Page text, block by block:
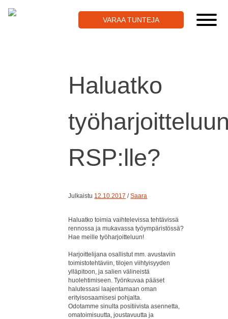
VARAA TUNTEJA
Haluatko
RSP:lle?
Julkaistu 12.10.2017 /Saara
Haluatko toimia vaihtelevissa tehtävissä
rennossa ja mukavassa työympäristössä?
Hae meille työharjoitteluun!
Harjoittelijana osallistut mm. avustaviin
toimistotehtäviin, tilojen viihtyisyyden
ylläpitoon, ja salien välineistä
huolehtimiseen. Työnkuvaa pääset
halutessasi laajentamaan oman
erityisosaamisesi pohjalta.
Odotamme sinulta positiivista asennetta,
omatoimisuutta, joustavuutta ja